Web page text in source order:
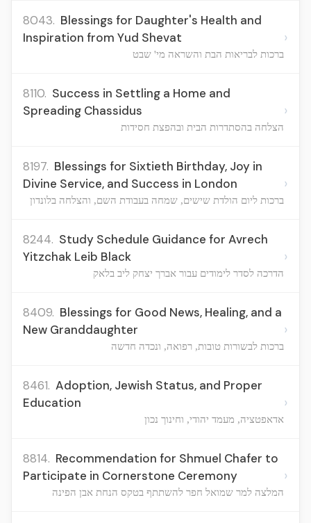
8043. Blessings for Daughter's Health and
Inspiration from Yud Shevat
ברכות לבריאות הבת והשראה מי' שבט
›
8110. Success in Settling a Home and
Spreading Chassidus
הצלחה בהסתדרות הבית ובהפצת חסידות
›
8197. Blessings for Sixtieth Birthday, Joy in
Divine Service, and Success in London
ברכות ליום הולדת שישים, שמחה בעבודת השם, והצלחה בלונדון
›
8244. Study Schedule Guidance for Avrech
Yitzchak Leib Black
הדרכה לסדר לימודים עבור אברך יצחק ליב בלאק
›
8409. Blessings for Good News, Healing, and a
New Granddaughter
ברכות לבשורות טובות, רפואה, ונכדה חדשה
›
8461. Adoption, Jewish Status, and Proper
Education
אדאפטציה, מעמד יהודי, וחינוך נכון
›
8814. Recommendation for Shmuel Chafer to
Participate in Cornerstone Ceremony
המלצה למר שמואל חפר להשתתף בטקס הנחת אבן הפינה
›